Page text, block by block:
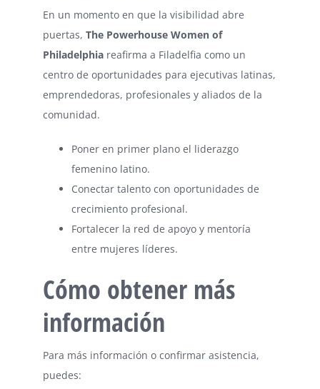
En un momento en que la visibilidad abre
puertas, The Powerhouse Women of
Philadelphia reafirma a Filadelfia como un
centro de oportunidades para ejecutivas latinas,
emprendedoras, profesionales y aliados de la
comunidad.
Poner en primer plano el liderazgo
femenino latino.
Conectar talento con oportunidades de
crecimiento profesional.
Fortalecer la red de apoyo y mentoría
entre mujeres líderes.
Cómo obtener más
información
Para más información o confirmar asistencia,
puedes: